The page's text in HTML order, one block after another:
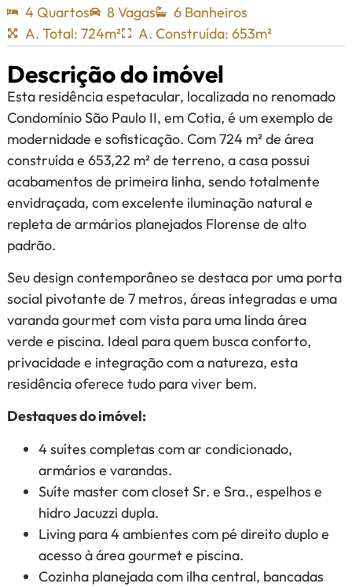
4 Quartos 8 Vagas
6 Banheiros
A. Total: 724m²
A. Construída: 653m²
Descrição do imóvel
Esta residência espetacular, localizada no renomado
Condomínio São Paulo II, em Cotia, é um exemplo de
modernidade e sofisticação. Com 724 m² de área
construída e 653,22 m² de terreno, a casa possui
acabamentos de primeira linha, sendo totalmente
envidraçada, com excelente iluminação natural e
repleta de armários planejados Florense de alto
padrão.
Seu design contemporâneo se destaca por uma porta
social pivotante de 7 metros, áreas integradas e uma
varanda gourmet com vista para uma linda área
verde e piscina. Ideal para quem busca conforto,
privacidade e integração com a natureza, esta
residência oferece tudo para viver bem.
Destaques do imóvel:
4 suítes completas com ar condicionado,
armários e varandas.
Suíte master com closet Sr. e Sra., espelhos e
hidro Jacuzzi dupla.
Living para 4 ambientes com pé direito duplo e
acesso à área gourmet e piscina.
Cozinha planejada com ilha central, bancadas